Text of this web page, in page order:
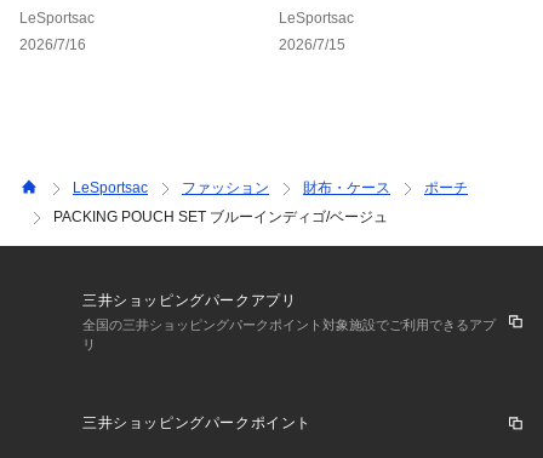
ey】
LeSportsac
2026/7/16
LeSportsac
2026/7/15
LeSportsac ファッション 財布・ケース
ポーチ
PACKING POUCH SET ブルーインディゴ/ベージュ
三井ショッピングパークアプリ
全国の三井ショッピングパークポイント対象施設でご利用できるアプ
リ
三井ショッピングパークポイント